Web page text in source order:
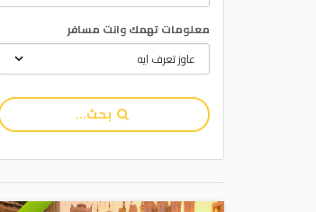
معلومات تهمك وانت مسافر
بحث...